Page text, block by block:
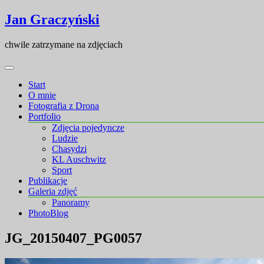
Skip
to
Skip
to
Jan Graczyński
chwile zatrzymane na zdjęciach
Start
O mnie
Fotografia z Drona
Portfolio
Zdjęcia pojedyncze
Ludzie
Chasydzi
KL Auschwitz
Sport
Publikacje
Galeria zdjęć
Panoramy
PhotoBlog
JG_20150407_PG0057